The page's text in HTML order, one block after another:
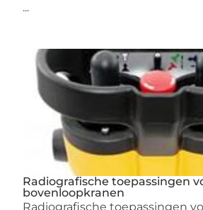
...
Radiografische toepassingen
bovenloopkranen
Radiografische toepassingen